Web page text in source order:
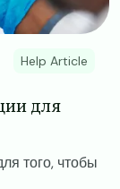
Help Article
для
того, чтобы